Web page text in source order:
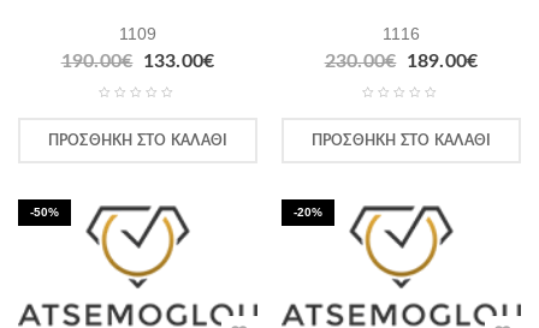
1109
190.00€ 133.00€
ΠΡΟΣΘΉΚΗ ΣΤΟ ΚΑΛΆΘΙ
1116
230.00€ 189.00€
ΠΡΟΣΘΉΚΗ ΣΤΟ ΚΑΛΆΘΙ
-50% -20%